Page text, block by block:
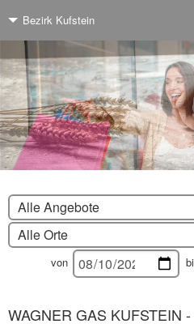
Bezirk Kufstein
Alle Angebote
Alle Orte
von
WAGNER GAS KUFSTEIN